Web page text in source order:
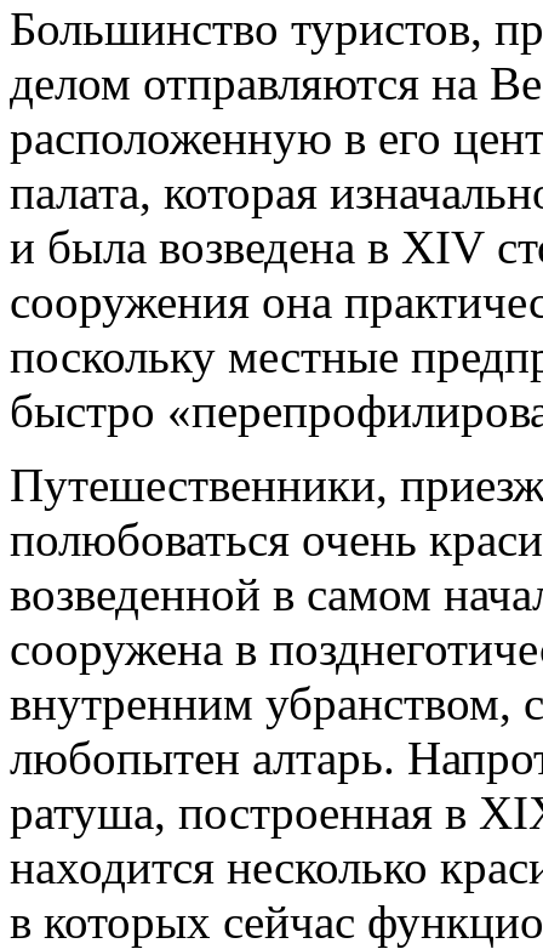
Большинство туристов,
делом отправляются на
расположенную в его
палата, которая
и была возведена в XIV
сооружения она
поскольку местные
быстро
Путешественники,
полюбоваться очень
возведенной в самом
сооружена в
внутренним убранством,
любопытен алтарь.
ратуша, построенная в
находится несколько
в которых сейчас